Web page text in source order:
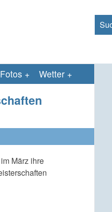
Fotos Wetter
März ihre